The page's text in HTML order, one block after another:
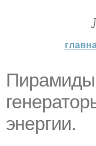
Пирамиды
энергии.